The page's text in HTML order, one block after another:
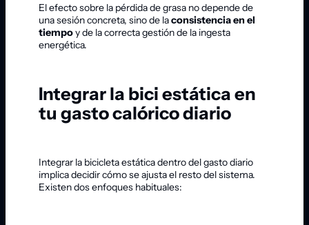
El efecto sobre la pérdida de grasa no depende de
una sesión concreta, sino de laconsistencia en el
tiempoy de la correcta gestión de la ingesta
energética.
Integrar la bici estática en
tu gasto calórico diario
Integrar la bicicleta estática dentro del gasto diario
implica decidir cómo se ajusta el resto del sistema.
Existen dos enfoques habituales: